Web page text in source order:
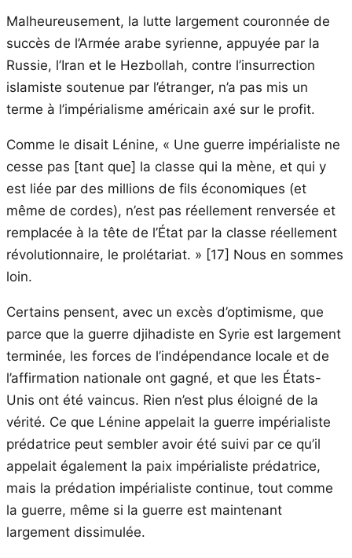
Malheureusement, la lutte largement couronnée de
succès de l’Armée arabe syrienne, appuyée par la
Russie, l’Iran et le Hezbollah, contre l’insurrection
islamiste soutenue par l’étranger, n’a pas mis un
terme à l’impérialisme américain axé sur le profit.
Comme le disait Lénine, « Une guerre impérialiste ne
cesse pas [tant que] la classe qui la mène, et qui y
est liée par des millions de fils économiques (et
même de cordes), n’est pas réellement renversée et
remplacée à la tête de l’État par la classe réellement
révolutionnaire, le prolétariat. » [17] Nous en sommes
loin.
Certains pensent, avec un excès d’optimisme, que
parce que la guerre djihadiste en Syrie est largement
terminée, les forces de l’indépendance locale et de
l’affirmation nationale ont gagné, et que les États-
Unis ont été vaincus. Rien n’est plus éloigné de la
vérité. Ce que Lénine appelait la guerre impérialiste
prédatrice peut sembler avoir été suivi par ce qu’il
appelait également la paix impérialiste prédatrice,
mais la prédation impérialiste continue, tout comme
la guerre, même si la guerre est maintenant
largement dissimulée.